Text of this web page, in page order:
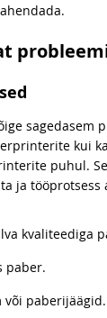
sagedasem
kui ka
puhul.
ja tööprotsess
kvaliteediga
paber.
või paberijäägid.